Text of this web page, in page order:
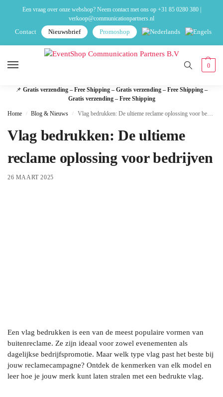
Een vraag over onze webshop? Neem contact met ons op +31 85 0280 380|
verkoop@communicationpartners.nl
Contact Nieuwsbrief Promoshop
0
📌 Gratis verzending – Free Shipping – Gratis verzending – Free Shipping –
Gratis verzending – Free Shipping
Home / Blog & Nieuws / Vlag bedrukken: De ultieme reclame oplossing voor bedrijven
Vlag bedrukken: De ultieme
reclame oplossing voor bedrijven
26 MAART 2025
Een vlag bedrukken is een van de meest populaire vormen van
buitenreclame. Ze zijn ideaal voor zowel evenementen als
dagelijkse bedrijfspromotie. Maar welk type vlag past het beste bij
jouw reclamecampagne? Ontdek de kenmerken van elk model en
leer hoe je jouw merk kunt laten stralen met een bedrukte vlag.